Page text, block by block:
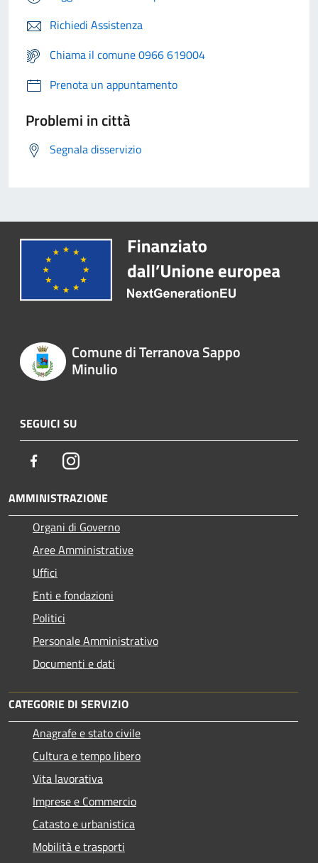
Richiedi Assistenza
Chiama il comune 0966 619004
Prenota un appuntamento
Problemi in città
Segnala disservizio
Comune di Terranova Sappo
Minulio
SEGUICI SU
FacebookInstagram
AMMINISTRAZIONE
Organi di Governo
Aree Amministrative
Uffici
Enti e fondazioni
Politici
Personale Amministrativo
Documenti e dati
CATEGORIE DI SERVIZIO
Anagrafe e stato civile
Cultura e tempo libero
Vita lavorativa
Imprese e Commercio
Catasto e urbanistica
Mobilità e trasporti